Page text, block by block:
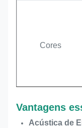
Cores
Acaba.
Vantagens
Acústica de